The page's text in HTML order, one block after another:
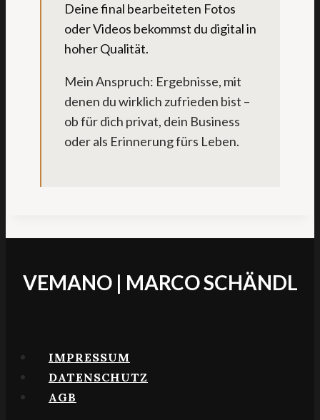
Deine final bearbeiteten Fotos
oder Videos bekommst du digital in
hoher Qualität.
Mein Anspruch: Ergebnisse, mit
denen du wirklich zufrieden bist –
ob für dich privat, dein Business
oder als Erinnerung fürs Leben.
VEMANO | MARCO SCHÄNDL
IMPRESSUM
DATENSCHUTZ
AGB